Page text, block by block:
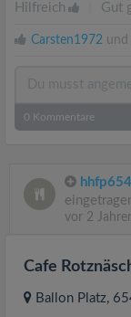
Hilfreich Gut
Carsten1972 und
0 Kommentare
vor 2
Cafe
Ballon Platz,